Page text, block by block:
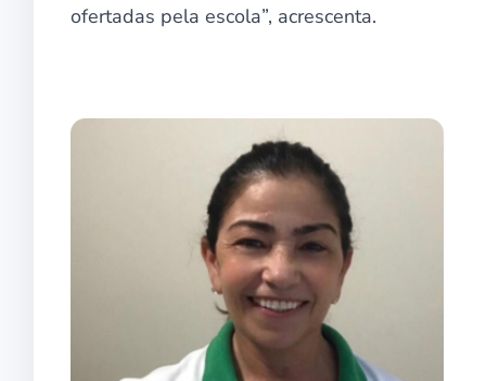
ofertadas pela escola”, acrescenta.